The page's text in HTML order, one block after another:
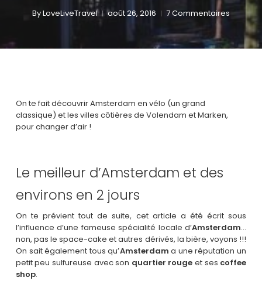
ByLoveLiveTravel août 26, 2016 7 Commentaires
On te fait découvrir Amsterdam en vélo (un grand
classique) et les villes côtières de Volendam et Marken,
pour changer d’air !
Le meilleur d’Amsterdam et des
environs en 2 jours
On te prévient tout de suite, cet article a été écrit sous
l’influence d’une fameuse spécialité locale d’Amsterdam…
non, pas le space-cake et autres dérivés, la bière, voyons !!!
On sait également tous qu’Amsterdam a une réputation un
petit peu sulfureuse avec son quartier rouge et ses coffee
shop.